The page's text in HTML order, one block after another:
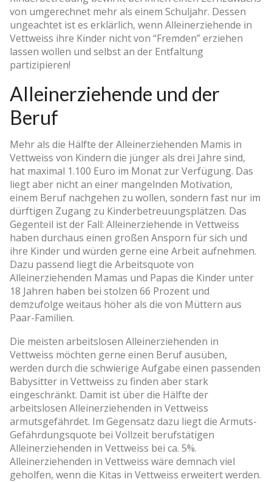
von umgerechnet mehr als einem Schuljahr. Dessen
ungeachtet ist es erklärlich, wenn Alleinerziehende in
Vettweiss ihre Kinder nicht von “Fremden” erziehen
lassen wollen und selbst an der Entfaltung
partizipieren!
Alleinerziehende und der
Beruf
Mehr als die Hälfte der Alleinerziehenden Mamis in
Vettweiss von Kindern die jünger als drei Jahre sind,
hat maximal 1.100 Euro im Monat zur Verfügung. Das
liegt aber nicht an einer mangelnden Motivation,
einem Beruf nachgehen zu wollen, sondern fast nur im
dürftigen Zugang zu Kinderbetreuungsplätzen. Das
Gegenteil ist der Fall: Alleinerziehende in Vettweiss
haben durchaus einen großen Ansporn für sich und
ihre Kinder und würden gerne eine Arbeit aufnehmen.
Dazu passend liegt die Arbeitsquote von
Alleinerziehenden Mamas und Papas die Kinder unter
18 Jahren haben bei stolzen 66 Prozent und
demzufolge weitaus höher als die von Müttern aus
Paar-Familien.
Die meisten arbeitslosen Alleinerziehenden in
Vettweiss möchten gerne einen Beruf ausüben,
werden durch die schwierige Aufgabe einen passenden
Babysitter in Vettweiss zu finden aber stark
eingeschränkt. Damit ist über die Hälfte der
arbeitslosen Alleinerziehenden in Vettweiss
armutsgefährdet. Im Gegensatz dazu liegt die Armuts-
Gefährdungsquote bei Vollzeit berufstätigen
Alleinerziehenden in Vettweiss bei ca. 5%.
Alleinerziehenden in Vettweiss wäre demnach viel
geholfen, wenn die Kitas in Vettweiss erweitert werden.